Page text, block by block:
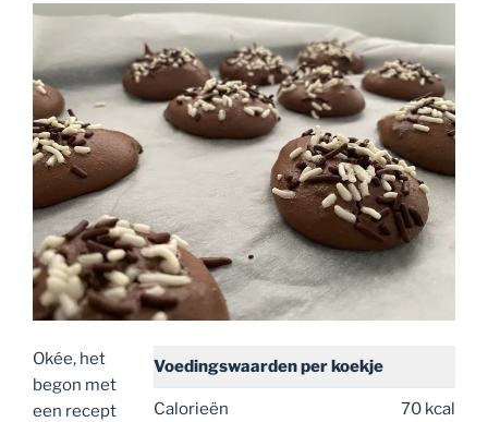
Voedingswaardenper koekje
Calorieën 70 kcal
Okée, het
begon met
een recept